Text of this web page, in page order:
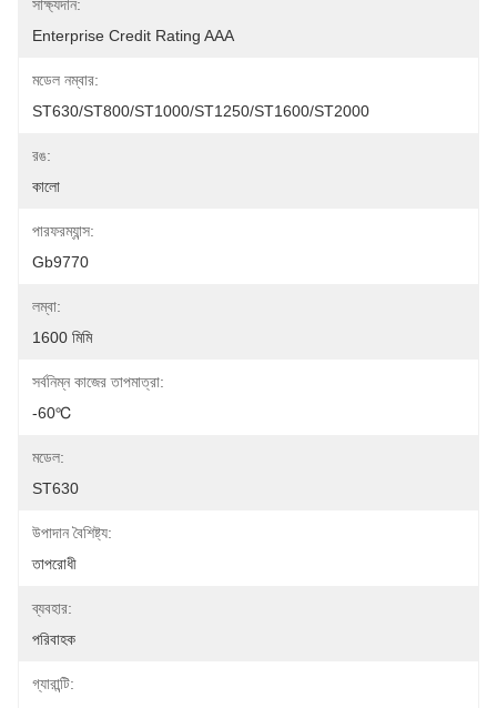
সাক্ষ্যদান:
Enterprise Credit Rating AAA
মডেল নম্বার:
ST630/ST800/ST1000/ST1250/ST1600/ST2000
রঙ:
কালো
পারফরম্যান্স:
Gb9770
লম্বা:
1600 মিমি
সর্বনিম্ন কাজের তাপমাত্রা:
-60℃
মডেল:
ST630
উপাদান বৈশিষ্ট্য:
তাপরোধী
ব্যবহার:
পরিবাহক
গ্যারান্টি: